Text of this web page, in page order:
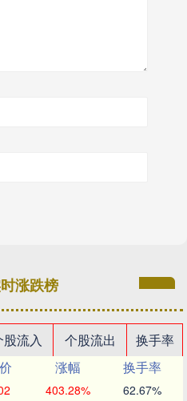
涨跌榜
股流入 个股流出
换手率
涨幅
换手率
403.28% 62.67%